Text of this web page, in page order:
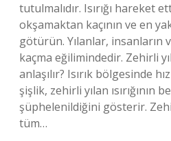
tutulmalıdır. Isırığı hareket
okşamaktan kaçının ve en
götürün. Yılanlar, insanların
kaçma eğilimindedir. Zehirli
anlaşılır? Isırık bölgesinde
şişlik, zehirli yılan ısırığının
şüphelenildiğini gösterir.
tüm…